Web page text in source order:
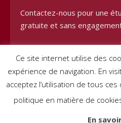
Contactez-nous pour une
gratuite et sans
Demander une étude
© 2024 Chalet Bois BHE. Tous
Mentions légales–
Ce site internet utilise des
expérience de navigation. En
acceptez l’utilisation de tous
politique en matière de
En